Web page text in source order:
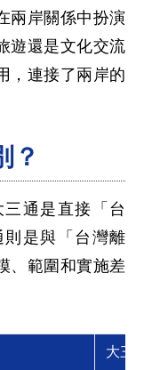
兩岸關係中扮演
遊還是文化交流
，連接了兩岸的
？
通是直接「台
是與「台灣離
、範圍和實施差
大三通